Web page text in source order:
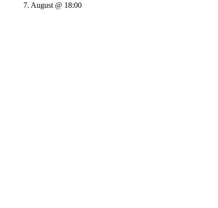
7. August @ 18:00